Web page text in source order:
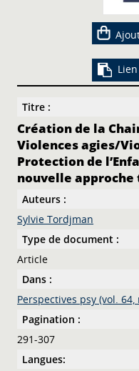
Titre :
Création de la
Violences agies/
Protection de
nouvelle approche
Auteurs :
Sylvie Tordjman
Type de document :
Article
Dans :
Pagination :
291-307
Langues: